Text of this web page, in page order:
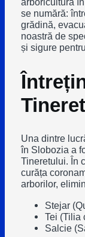
se numără:
grădină,
noastră de
și sigure
Una dintre
în Slobozia a
Tineretului. În
curăța
arborilor,
Stejar
Tei (Tilia
Salcie